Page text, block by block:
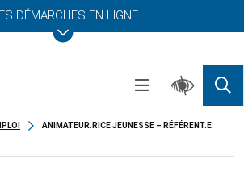
DÉMARCHES EN LIGNE
ANIMATEUR.RICE JEUNESSE – RÉFÉRENT.E